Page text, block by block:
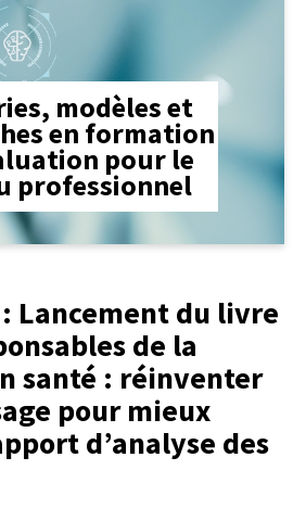
modèles et
en formation
pour le
professionnel
Lancement du livre
de la
santé : réinventer
pour mieux
d’analyse des